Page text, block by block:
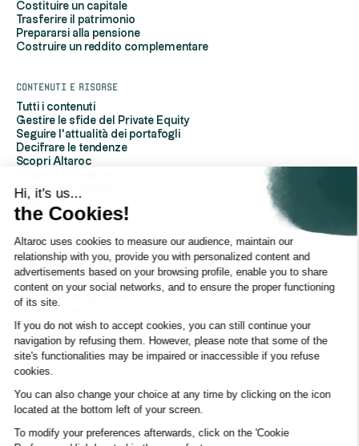
Hi, it's us...
the Cookies!
Altaroc uses cookies to measure our audience, maintain our
relationship with you, provide you with personalized content and
advertisements based on your browsing profile, enable you to share
content on your social networks, and to ensure the proper functioning
of its site.
If you do not wish to accept cookies, you can still continue your
navigation by refusing them. However, please note that some of the
site's functionalities may be impaired or inaccessible if you refuse
cookies.
You can also change your choice at any time by clicking on the icon
located at the bottom left of your screen.
To modify your preferences afterwards, click on the 'Cookie
Costituire un capitale
Trasferire il patrimonio
Prepararsi alla pensione
Costruire un reddito complementare
Contenuti e risorse
Tutti i contenuti
Gestire le sfide del Private Equity
Seguire l'attualità dei portafogli
Decifrare le tendenze
Scopri Altaroc
Domande frequenti
Glossario
A proposito di Altaroc
Chi siamo
Per contattarci
Area dedicata ai partner
Relazioni con gli investitori
Politica ESG
Canale YouTube
Pagina Linkedin
© Altaroc 2021 -2026